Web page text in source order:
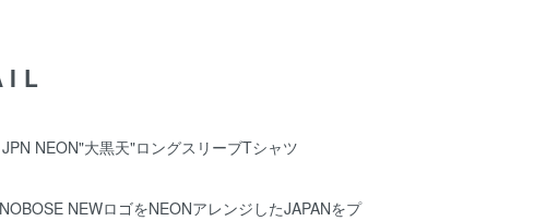
NEON"大黒天"ロングスリーブTシャツ
NEWロゴをNEONアレンジしたJAPANをプ